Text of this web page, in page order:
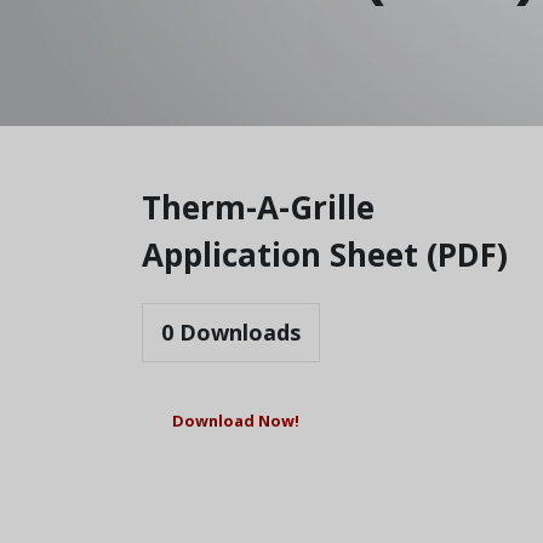
Therm-A-Grille
Application Sheet (PDF)
0 Downloads
Download Now!